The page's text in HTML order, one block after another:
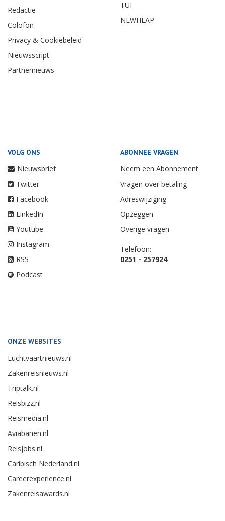
Redactie
Colofon
Privacy & Cookiebeleid
Nieuwsscript
Partnernieuws
TUI
NEWHEAP
VOLG ONS
Nieuwsbrief
Twitter
Facebook
LinkedIn
Youtube
Instagram
RSS
Podcast
ABONNEE VRAGEN
Neem een Abonnement
Vragen over betaling
Adreswijziging
Opzeggen
Overige vragen
Telefoon:
0251 - 257924
ONZE WEBSITES
Luchtvaartnieuws.nl
Zakenreisnieuws.nl
Triptalk.nl
Reisbizz.nl
Reismedia.nl
Aviabanen.nl
Reisjobs.nl
Caribisch Nederland.nl
Careerexperience.nl
Zakenreisawards.nl